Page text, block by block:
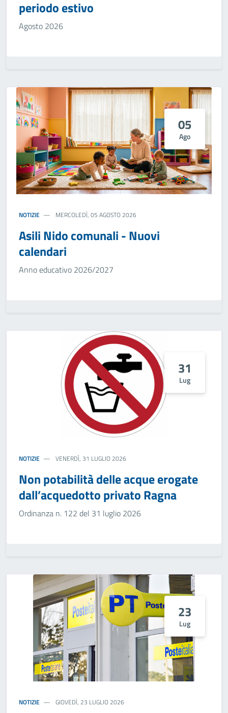
periodo estivo
Agosto 2026
05
Ago
NOTIZIE MERCOLEDÌ, 05 AGOSTO 2026
Asili Nido comunali - Nuovi
calendari
Anno educativo 2026/2027
31
Lug
NOTIZIE VENERDÌ, 31 LUGLIO 2026
Non potabilità delle acque erogate
dall’acquedotto privato Ragna
Ordinanza n. 122 del 31 luglio 2026
23
Lug
NOTIZIE GIOVEDÌ, 23 LUGLIO 2026